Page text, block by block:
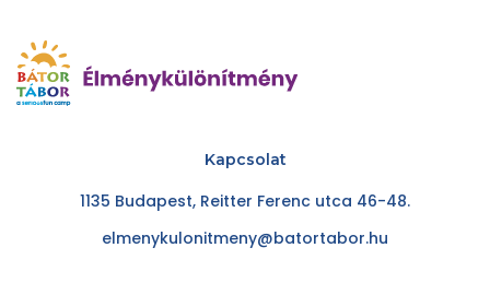
Kapcsolat
1135 Budapest, Reitter Ferenc utca 46-48.
elmenykulonitmeny@batortabor.hu